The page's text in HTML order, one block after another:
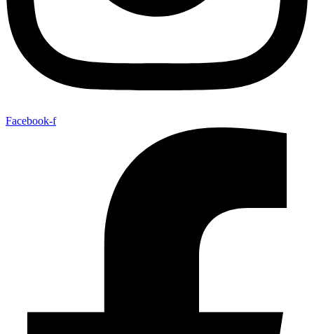
Facebook-f